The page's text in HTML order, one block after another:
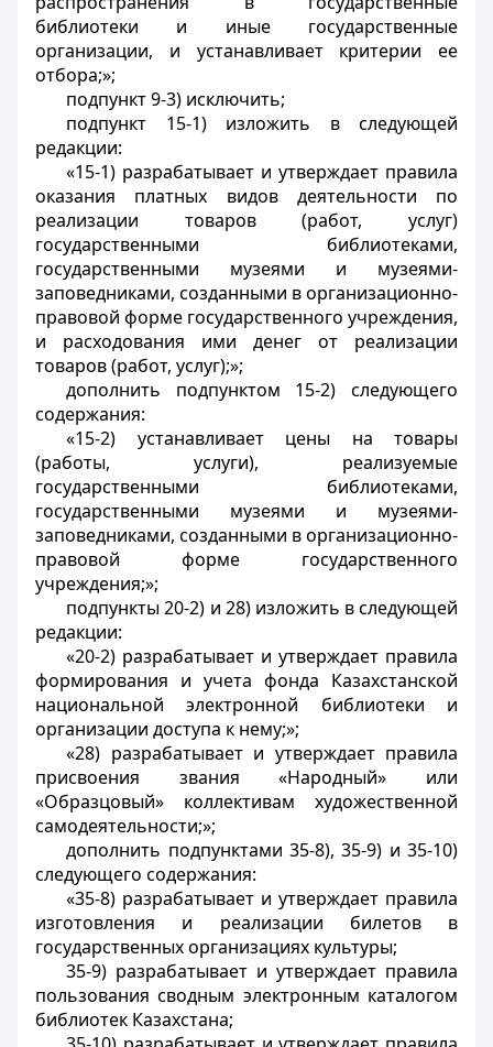
библиотеки и иные государственные
организации, и устанавливает критерии ее
отбора;»;
подпункт 9-3) исключить;
подпункт 15-1) изложить в следующей
редакции:
«15-1) разрабатывает и утверждает правила
оказания платных видов деятельности по
реализации товаров (работ, услуг)
государственными библиотеками,
государственными музеями и музеями-
заповедниками, созданными в организационно-
правовой форме государственного учреждения,
и расходования ими денег от реализации
товаров (работ, услуг);»;
дополнить подпунктом 15-2) следующего
содержания:
«15-2) устанавливает цены на товары
(работы, услуги), реализуемые
государственными библиотеками,
государственными музеями и музеями-
заповедниками, созданными в организационно-
правовой форме государственного
учреждения;»;
подпункты 20-2) и 28) изложить в следующей
редакции:
«20-2) разрабатывает и утверждает правила
формирования и учета фонда Казахстанской
национальной электронной библиотеки и
организации доступа к нему;»;
«28) разрабатывает и утверждает правила
присвоения звания «Народный» или
«Образцовый» коллективам художественной
самодеятельности;»;
дополнить подпунктами 35-8), 35-9) и 35-10)
следующего содержания:
«35-8) разрабатывает и утверждает правила
изготовления и реализации билетов в
государственных организациях культуры;
35-9) разрабатывает и утверждает правила
пользования сводным электронным каталогом
библиотек Казахстана;